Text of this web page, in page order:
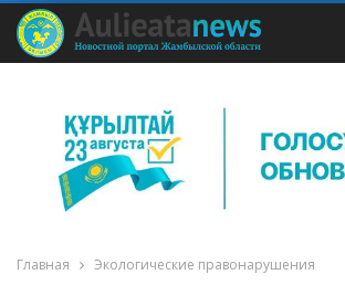
Главная Экологические правонарушения